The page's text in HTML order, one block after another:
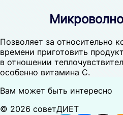
Позволяет за относительно
времени приготовить
в отношении
особенно витамина С.
Вам может быть интересно
© 2026 советДИЕТ